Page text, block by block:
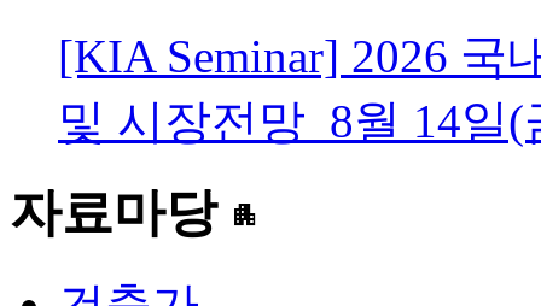
[KIA Seminar] 2026 국
및 시장전망_8월 14일(
자료마당 apartment